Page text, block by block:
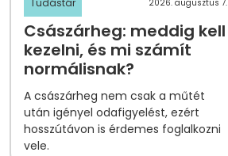
Tudástár 2026. augusztus 7.
Császárheg: meddig kell
kezelni, és mi számít
normálisnak?
A császárheg nem csak a műtét
után igényel odafigyelést, ezért
hosszútávon is érdemes foglalkozni
vele.